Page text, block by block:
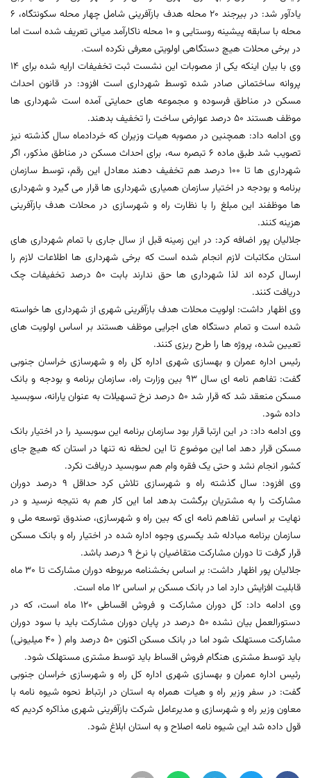
یادآور شد: در بیرجند 20 محله هدف بازآفرینی شامل چهار محله سکونتگاه، 6
محله با سابقه پیشینه روستایی و 10 محله ناکارآمد میانی تعریف شده است اما
در برخی محلات هیچ دستگاهی اولویتی معرفی نکرده است.
وی با بیان اینکه یکی از مصوبات این نشست ثبت تخفیفات ارایه شده برای 14
پروانه ساختمانی صادر شده توسط شهرداری است افزود: در قانون احداث
مسکن در مناطق فرسوده و مجموعه های حمایتی آمده است شهرداری ها
موظف هستند 50 درصد عوارض ساخت را تخفیف بدهند.
وی ادامه داد: همچنین در مصوبه هیات وزیران که خردادماه سال گذشته نیز
تصویب شد طبق ماده 6 تبصره سه، برای احداث مسکن در مناطق مذکور، اگر
شهرداری ها تا 100 درصد هم تخفیف دهند معادل این رقم، توسط سازمان
برنامه و بودجه در اختیار سازمان همیاری شهرداری ها قرار می گیرد و شهرداری
ها موظفند این مبلغ را با نظارت راه و شهرسازی در محلات هدف بازآفرینی
هزینه کنند.
جلالیان پور اضافه کرد: در این زمینه قبل از سال جاری با تمام شهرداری های
استان مکاتبات لازم انجام شده است که برخی شهرداری ها اطلاعات لازم را
ارسال کرده اند لذا شهرداری ها حق ندارند بابت 50 درصد تخفیفات چک
دریافت کنند.
وی اظهار داشت: اولویت محلات هدف بازآفرینی شهری از شهرداری ها خواسته
شده است و تمام دستگاه های اجرایی موظف هستند بر اساس اولویت های
تعیین شده، پروژه ها را طرح ریزی کنند.
رئیس اداره عمران و بهسازی شهری اداره کل راه و شهرسازی خراسان جنوبی
گفت: تفاهم نامه ای سال 93 بین وزارت راه، سازمان برنامه و بودجه و بانک
مسکن منعقد شد که قرار شد 50 درصد نرخ تسهیلات به عنوان یارانه، سوبسید
داده شود.
وی ادامه داد: در این ارتبا قرار بود سازمان برنامه این سوبسید را در اختیار بانک
مسکن قرار دهد اما این موضوع تا این لحظه نه تنها در استان که هیچ جای
کشور انجام نشد و حتی یک فقره وام هم سوبسید دریافت نکرد.
وی افزود: سال گذشته راه و شهرسازی تلاش کرد حداقل 9 درصد دوران
مشارکت را به مشتریان برگشت بدهد اما این کار هم به نتیجه نرسید و در
نهایت بر اساس تفاهم نامه ای که بین راه و شهرسازی، صندوق توسعه ملی و
سازمان برنامه مبادله شد یکسری وجوه اداره شده در اختیار راه و بانک مسکن
قرار گرفت تا دوران مشارکت متقاضیان با نرخ 9 درصد باشد.
جلالیان پور اظهار داشت: بر اساس بخشنامه مربوطه دوران مشارکت تا 30 ماه
قابلیت افزایش دارد اما در بانک مسکن بر اساس 12 ماه است.
وی ادامه داد: کل دوران مشارکت و فروش اقساطی 120 ماه است، که در
دستورالعمل بیان نشده 50 درصد در پایان دوران مشارکت باید با سود دوران
مشارکت مستهلک شود اما در بانک مسکن اکنون 50 درصد وام ( 40 میلیونی)
باید توسط مشتری هنگام فروش اقساط باید توسط مشتری مستهلک شود.
رئیس اداره عمران و بهسازی شهری اداره کل راه و شهرسازی خراسان جنوبی
گفت: در سفر وزیر راه و هیات همراه به استان در ارتباط نحوه شیوه نامه با
معاون وزیر راه و شهرسازی و مدیرعامل شرکت بازآفرینی شهری مذاکره کردیم که
قول داده شد این شیوه نامه اصلاح و به استان ابلاغ شود.